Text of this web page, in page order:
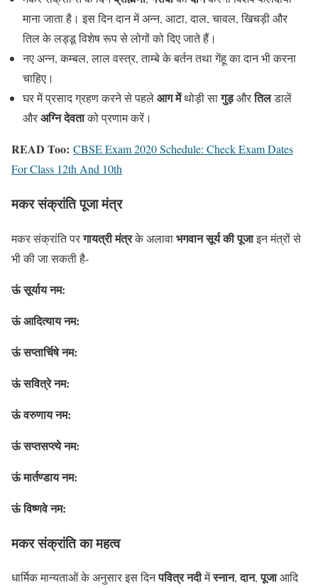
माना जाता है। इस दिन दान में अन्न, आटा, दाल, चावल, खिचड़ी और
तिल के लड्डू विशेष रूप से लोगों को दिए जाते हैं।
नए अन्न, कम्बल, लाल वस्त्र, ताम्बे के बर्तन तथा गेंहू का दान भी करना
चाहिए।
घर में प्रसाद ग्रहण करने से पहलेआग मेंथोड़ी सागुड़औरतिलडालें
औरअग्नि देवताको प्रणाम करें।
READ Too: CBSE Exam 2020 Schedule: Check Exam Dates
For Class 12th And 10th
मकरसंक्रांतिपूजामंत्र
मकर संक्रांति परगायत्री मंत्रके अलावाभगवान सूर्य की पूजाइन मंत्रों से
भी की जा सकती है-
ऊं सूर्याय नम:
ऊं आदित्याय नम:
ऊं सप्तार्चिषे नम:
ऊं सवित्रे नम:
ऊं वरुणाय नम:
ऊं सप्तसप्त्ये नम:
ऊं मार्तण्डाय नम:
ऊं विष्णवे नम:
मकर संक्रांति का महत्व
धार्मिक मान्यताओं के अनुसार इस दिनपवित्र नदीमेंस्नान,दान,पूजाआदि